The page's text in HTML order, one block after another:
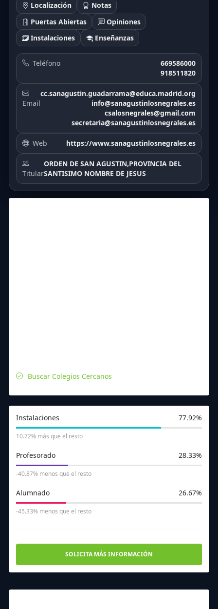
Localización
Notas
Puertas Abiertas
Opiniones
Instalaciones
Enseñanzas
Teléfono
669586000
918511820
Email
cc.sanagustin.guadarrama@educa.madrid.org
info@sanagustinlosnegrales.es
csalosnegrales@gmail.com
secretaria@sanagustinlosnegrales.es
Web https://www.sanagustinlosnegrales.es
Titular
ORDEN DE SAN AGUSTIN,PROVINCIA DEL
SANTISIMO NOMBRE DE JESUS
Buscar Colegios Cercanos
Instalaciones 77.92%
10.72% más que el resto
Profesorado 28.33%
-40.87% menos que el resto
Alumnado 26.67%
-45.33% menos que el resto
SOLICITA MÁS INFORMACIÓN
235 469 97